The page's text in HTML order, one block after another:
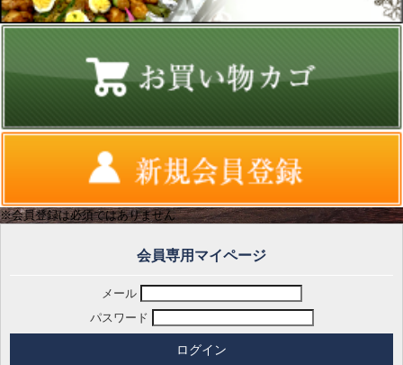
※会員登録は必須ではありません
会員専用マイページ
メール
パスワード